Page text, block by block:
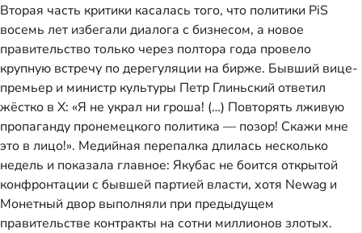
Вторая часть критики касалась того, что политики PiS
восемь лет избегали диалога с бизнесом, а новое
правительство только через полтора года провело
крупную встречу по дерегуляции на бирже. Бывший вице-
премьер и министр культуры Петр Глиньский ответил
жёстко в X: «Я не украл ни гроша! (…) Повторять лживую
пропаганду пронемецкого политика — позор! Скажи мне
это в лицо!». Медийная перепалка длилась несколько
недель и показала главное: Якубас не боится открытой
конфронтации с бывшей партией власти, хотя Newag и
Монетный двор выполняли при предыдущем
правительстве контракты на сотни миллионов злотых.